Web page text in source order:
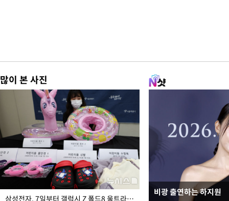
많이 본 사진
삼성전자, 7일부터 갤럭시 Z 폴드8 울트라·폴드8·플립8 출시
비광 출연하는 하지원
이재명 대통령, "수사